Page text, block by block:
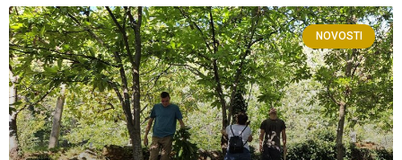
NOVOSTI